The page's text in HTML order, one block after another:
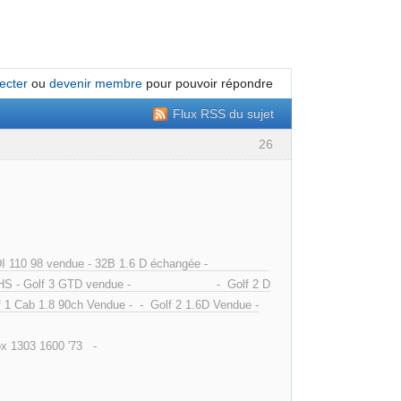
ou devenir membrepour pouvoir répondre
Flux RSS du sujet
26
TDI 110 98 vendue - 32B 1.6 D échangée -
2 GTD HS - Golf 3 GTD vendue - - Golf 2 D
Cab 1.8 90ch Vendue - - Golf 2 1.6D Vendue -
1600 '73 -